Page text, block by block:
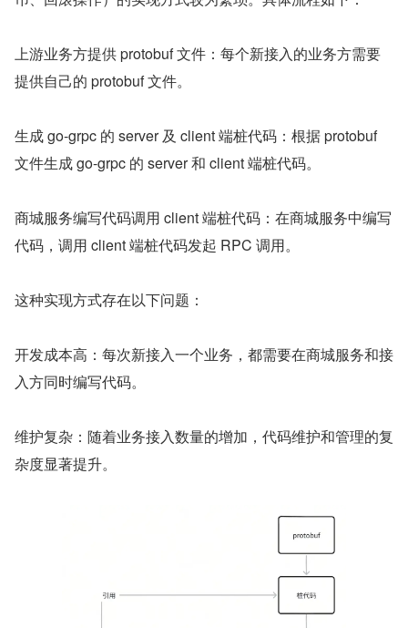
上游业务方提供 protobuf 文件：每个新接入的业务方需要
提供自己的 protobuf 文件。
生成 go-grpc 的 server 及 client 端桩代码：根据 protobuf
文件生成 go-grpc 的 server 和 client 端桩代码。
商城服务编写代码调用 client 端桩代码：在商城服务中编写
代码，调用 client 端桩代码发起 RPC 调用。
这种实现方式存在以下问题：
开发成本高：每次新接入一个业务，都需要在商城服务和接
入方同时编写代码。
维护复杂：随着业务接入数量的增加，代码维护和管理的复
杂度显著提升。